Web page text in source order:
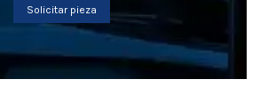
Solicitar pieza